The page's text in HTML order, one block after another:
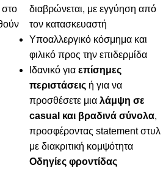
διαβρώνεται, με εγγύηση από
τον κατασκευαστή
Υποαλλεργικό κόσμημα και
φιλικό προς την επιδερμίδα
Ιδανικό για επίσημες
περιστάσεις ή για να
προσθέσετε μια λάμψη σε
casual και βραδινά σύνολα,
προσφέροντας statement στυλ
με διακριτική κομψότητα
Οδηγίες φροντίδας